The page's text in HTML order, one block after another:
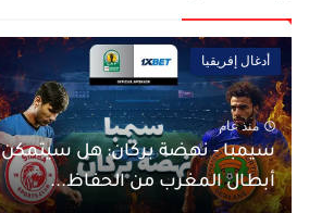
أدغال إفريقيا
منذ عام
سيمبا - نهضة بركان: هل سيتمكن
أبطال المغرب من الحفاظ...